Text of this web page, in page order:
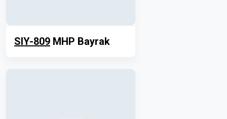
SIY-809 MHP Bayrak